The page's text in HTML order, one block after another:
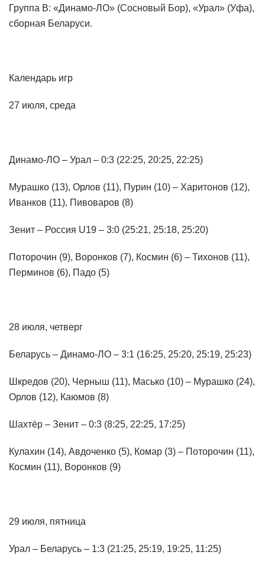
Группа В: «Динамо-ЛО» (Сосновый Бор), «Урал» (Уфа),
сборная Беларуси.
Календарь игр
27 июля, среда
Динамо-ЛО – Урал – 0:3 (22:25, 20:25, 22:25)
Мурашко (13), Орлов (11), Пурин (10) – Харитонов (12),
Иванков (11), Пивоваров (8)
Зенит – Россия U19 – 3:0 (25:21, 25:18, 25:20)
Поторочин (9), Воронков (7), Космин (6) – Тихонов (11),
Перминов (6), Падо (5)
28 июля, четверг
Беларусь – Динамо-ЛО – 3:1 (16:25, 25:20, 25:19, 25:23)
Шкредов (20), Черныш (11), Масько (10) – Мурашко (24),
Орлов (12), Каюмов (8)
Шахтёр – Зенит – 0:3 (8:25, 22:25, 17:25)
Кулахин (14), Авдоченко (5), Комар (3) – Поторочин (11),
Космин (11), Воронков (9)
29 июля, пятница
Урал – Беларусь – 1:3 (21:25, 25:19, 19:25, 11:25)